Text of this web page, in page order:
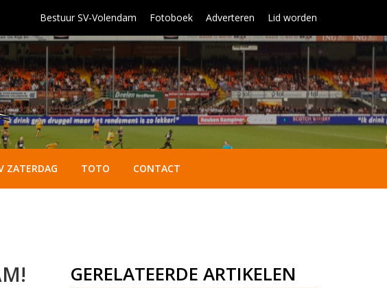
Bestuur SV-Volendam Fotoboek Adverteren Lid worden
ZATERDAG TOTO CONTACT
GERELATEERDE ARTIKELEN